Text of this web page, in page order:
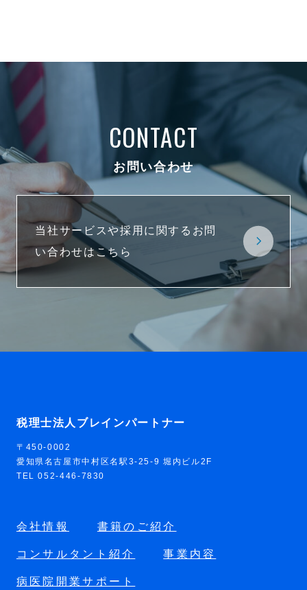
CONTACT
お問い合わせ
当社サービスや採用に関するお問
い合わせはこちら
税理士法人ブレインパートナー
〒450-0002
愛知県名古屋市中村区名駅3-25-9 堀内ビル2F
TEL 052-446-7830
会社情報 書籍のご紹介
コンサルタント紹介 事業内容
病医院開業サポート